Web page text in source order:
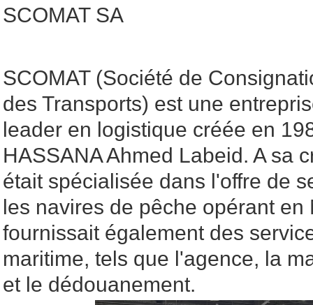
SCOMAT SA
SCOMAT (Société de
des Transports) est une
leader en logistique créée en
HASSANA Ahmed Labeid. A sa
était spécialisée dans l'offre de
les navires de pêche opérant en
fournissait également des
maritime, tels que l'agence, la
et le dédouanement.